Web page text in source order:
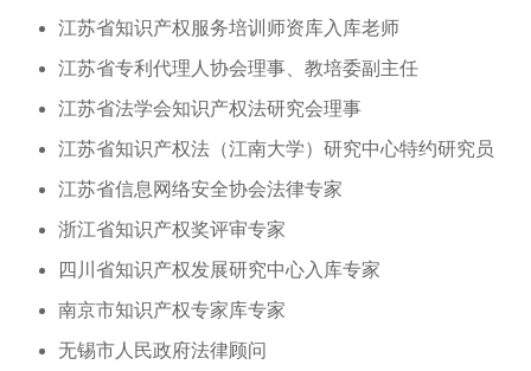
江苏省知识产权服务培训师资库入库老师
江苏省专利代理人协会理事、教培委副主任
江苏省法学会知识产权法研究会理事
江苏省知识产权法（江南大学）研究中心特约研究员
江苏省信息网络安全协会法律专家
浙江省知识产权奖评审专家
四川省知识产权发展研究中心入库专家
南京市知识产权专家库专家
无锡市人民政府法律顾问